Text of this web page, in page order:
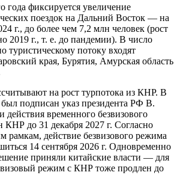
года фиксируется увеличение
поездок на Дальний Восток — на
г., до более чем 7,2 млн человек (рост
2019 г., т. е. до пандемии). В число
туристическому потоку входят
края, Бурятия, Амурская область
на рост турпотока из КНР. В
подписан указ президента РФ В.
временного безвизового
КНР до 31 декабря 2027 г. Согласно
действие безвизового режима
14 сентября 2026 г. Одновременно
приняли китайские власти — для
режим с КНР тоже продлен до